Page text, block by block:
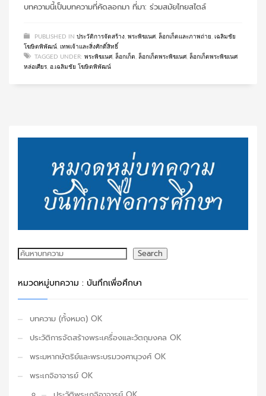
บทความนี้เป็นบทความที่คัดลอกมา ที่มา: ร่วมสมัยไทยสไตล์
PUBLISHED IN ประวัติการจัดสร้าง พระพิฆเนศ ล็อกเก็ตและภาพถ่าย เฉลิมชัย
โฆษิตพิพัฒน์ เทพเจ้าและสิ่งศักดิ์สิทธิ์
TAGGED UNDER: พระพิฆเนศ ล็อกเก็ต ล็อกเก็ตพระพิฆเนศ ล็อกเก็ตพระพิฆเนศ
หล่อเศียร อ.เฉลิมชัย โฆษิตพิพัฒน์
ค้นหา Search
หมวดหมู่บทความ : บันทึกเพื่อศึกษา
บทความ (ทั้งหมด) OK
ประวัติการจัดสร้างพระเครื่องและวัตถุมงคล OK
พระมหากษัตริย์และพระบรมวงศานุวงศ์ OK
พระเกจิอาจารย์ OK